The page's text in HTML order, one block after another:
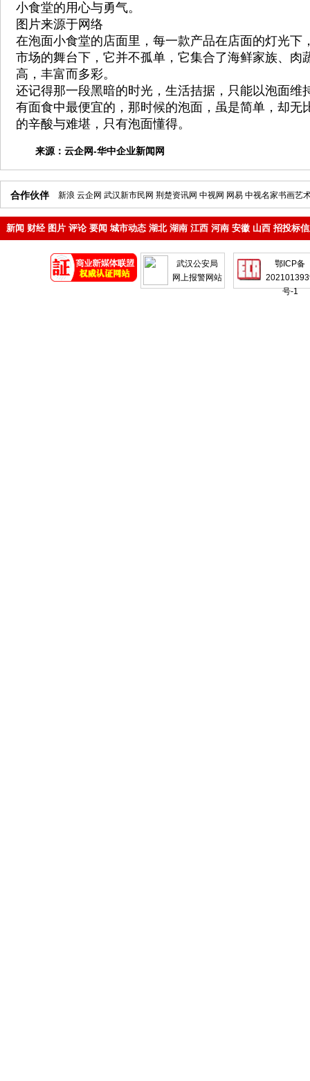
小食堂的用心与勇气。
图片来源于网络
在泡面小食堂的店面里，每一款产品在店面的灯光下
市场的舞台下，它并不孤单，它集合了海鲜家族、肉
高，丰富而多彩。
还记得那一段黑暗的时光，生活拮据，只能以泡面维
有面食中最便宜的，那时候的泡面，虽是简单，却无
的辛酸与难堪，只有泡面懂得。
来源： 云企网-华中企业新闻网
合作伙伴 新浪 云企网 武汉新市民网 荆楚资讯网 中视网 网易 中视名家书画艺
新闻 财经 图片 评论 要闻 城市动态 湖北 湖南 江西 河南 安徽 山西 招投标
武汉公安局
网上报警网站
鄂ICP备
号-1